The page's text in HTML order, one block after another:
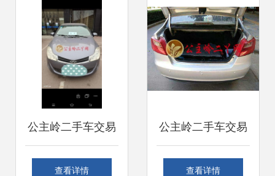
伙伴
公主岭二手车交易
全指南 从市场探访
查看详情
公主岭二手车交易
指南 一站式服务与
查看详情